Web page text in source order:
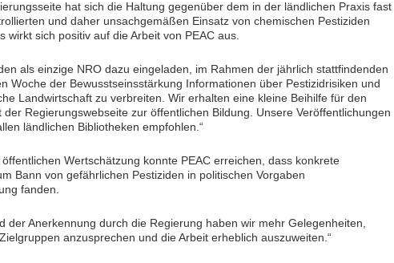
hat sich die Haltung gegenüber dem in der ländlichen Praxis fast
und daher unsachgemäßen Einsatz von chemischen Pestiziden
wirkt sich positiv auf die Arbeit von PEAC aus.
als einzige NRO dazu eingeladen, im Rahmen der jährlich stattfindenden
Woche der Bewusstseinsstärkung Informationen über Pestizidrisiken und
Landwirtschaft zu verbreiten. Wir erhalten eine kleine Beihilfe für den
der Regierungswebseite zur öffentlichen Bildung. Unsere Veröffentlichungen
ländlichen Bibliotheken empfohlen.“
Wertschätzung konnte PEAC erreichen, dass konkrete
Bann von gefährlichen Pestiziden in politischen Vorgaben
fanden.
der Anerkennung durch die Regierung haben wir mehr Gelegenheiten,
anzusprechen und die Arbeit erheblich auszuweiten.“